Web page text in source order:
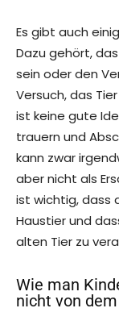
Es gibt auch
Dazu gehört,
sein oder den
Versuch, das
ist keine gute
trauern und
kann zwar
aber nicht als
ist wichtig, dass
Haustier und
alten Tier zu
Wie man
nicht von